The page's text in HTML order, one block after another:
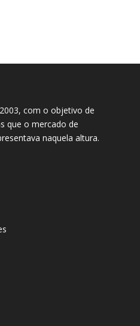
com o objetivo de
que o mercado de
naquela altura.